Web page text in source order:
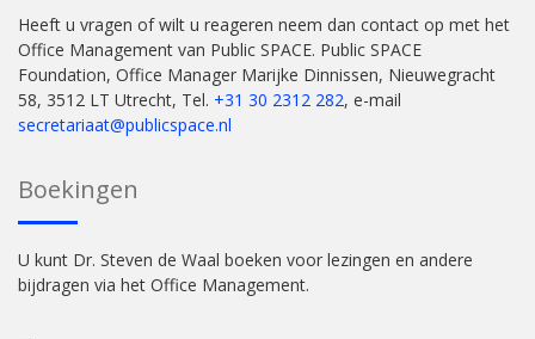
Heeft u vragen of wilt u reageren neem dan contact op met het
Office Management van Public SPACE. Public SPACE
Foundation, Office Manager Marijke Dinnissen, Nieuwegracht
58, 3512 LT Utrecht, Tel. +31 30 2312 282, e-mail
secretariaat@publicspace.nl
Boekingen
U kunt Dr. Steven de Waal boeken voor lezingen en andere
bijdragen via het Office Management.